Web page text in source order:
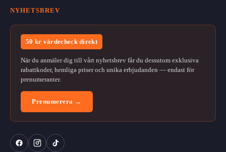
NYHETSBREV
50 kr värdecheck direkt
När du anmäler dig till vårt nyhetsbrev får du dessutom exklusiva
rabattkoder, hemliga priser och unika erbjudanden — endast för
prenumeranter.
Prenumerera →